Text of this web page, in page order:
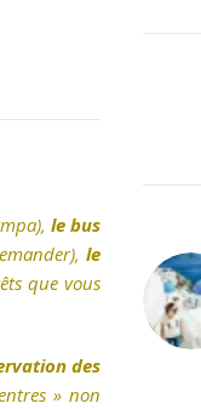
le bus
le
que vous
des
» non